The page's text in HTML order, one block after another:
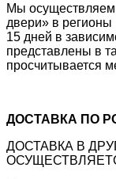
Мы осуществляем
двери» в регионы
15 дней в
представлены в
просчитывается
ДОСТАВКА ПО
ДОСТАВКА В